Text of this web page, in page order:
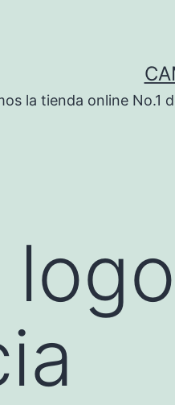
la tienda online No.1